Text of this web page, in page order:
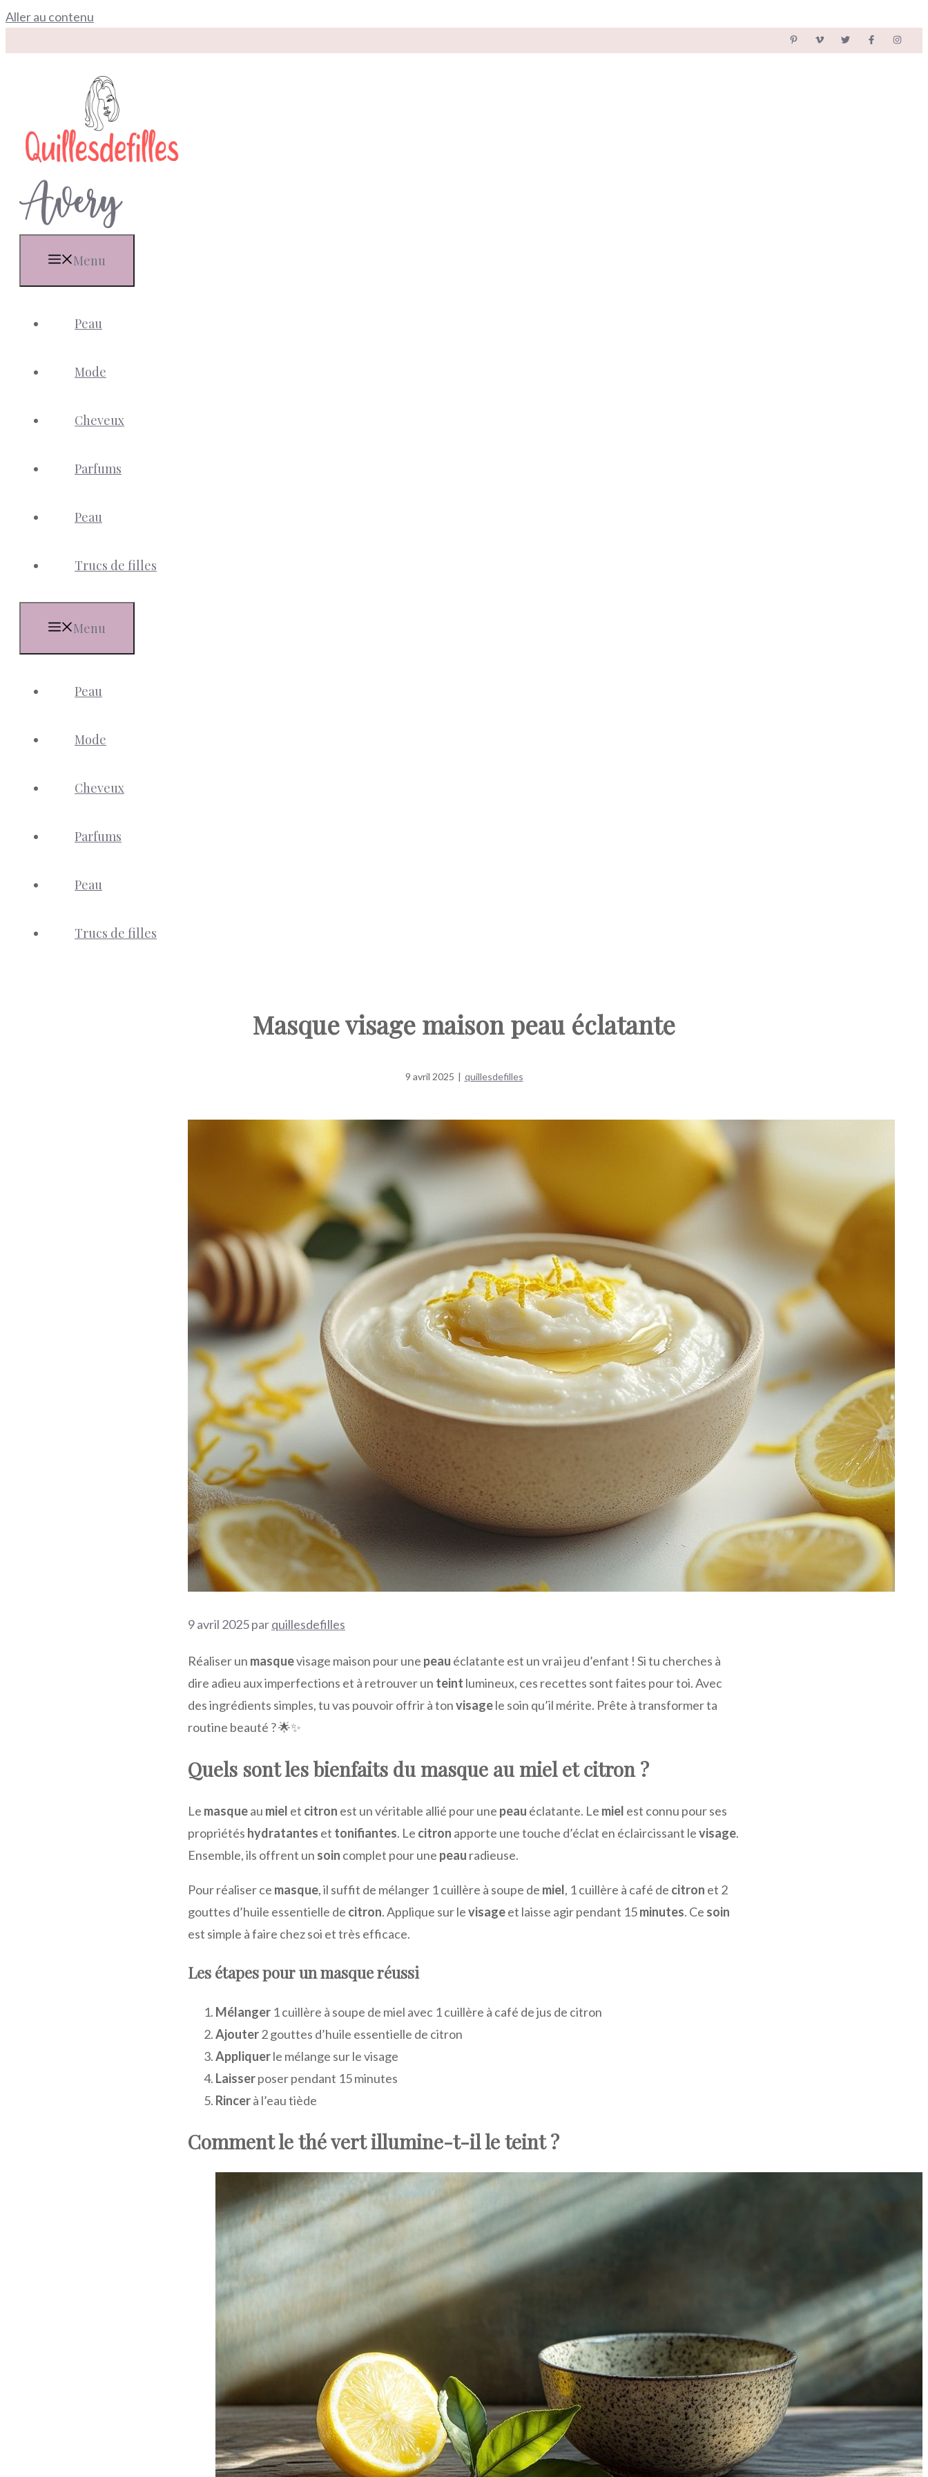
Aller au contenu
Menu
Peau
Mode
Cheveux
Parfums
Peau
Trucs de filles
Menu
Peau
Mode
Cheveux
Parfums
Peau
Trucs de filles
Masque visage maison peau éclatante
9 avril 2025 | quillesdefilles
9 avril 2025parquillesdefilles
Réaliser un masquevisage maison pour une peau éclatante est un vrai jeu d’enfant ! Si tu cherches à
dire adieu aux imperfections et à retrouver un teint lumineux, ces recettes sont faites pour toi. Avec
des ingrédients simples, tu vas pouvoir offrir à tonvisagele soin qu’il mérite. Prête à transformer ta
routine beauté ? 🌟✨
Quels sont les bienfaits du masque au miel et citron ?
Le masqueau miel et citron est un véritable allié pour une peau éclatante. Le miel est connu pour ses
propriétés hydratantes et tonifiantes. Le citron apporte une touche d’éclat en éclaircissant levisage.
Ensemble, ils offrent un soin complet pour une peau radieuse.
Pour réaliser ce masque, il suffit de mélanger 1 cuillère à soupe de miel, 1 cuillère à café de citron et 2
gouttes d’huile essentielle de citron. Applique sur levisageet laisse agir pendant 15minutes. Ce soin
est simple à faire chez soi et très efficace.
Les étapes pour un masque réussi
Mélanger 1 cuillère à soupe de miel avec 1 cuillère à café de jus de citron
Ajouter2 gouttes d’huile essentielle de citron
Appliquerle mélange sur le visage
Laisserposer pendant 15 minutes
Rincerà l’eau tiède
Comment le thé vert illumine-t-il le teint ?